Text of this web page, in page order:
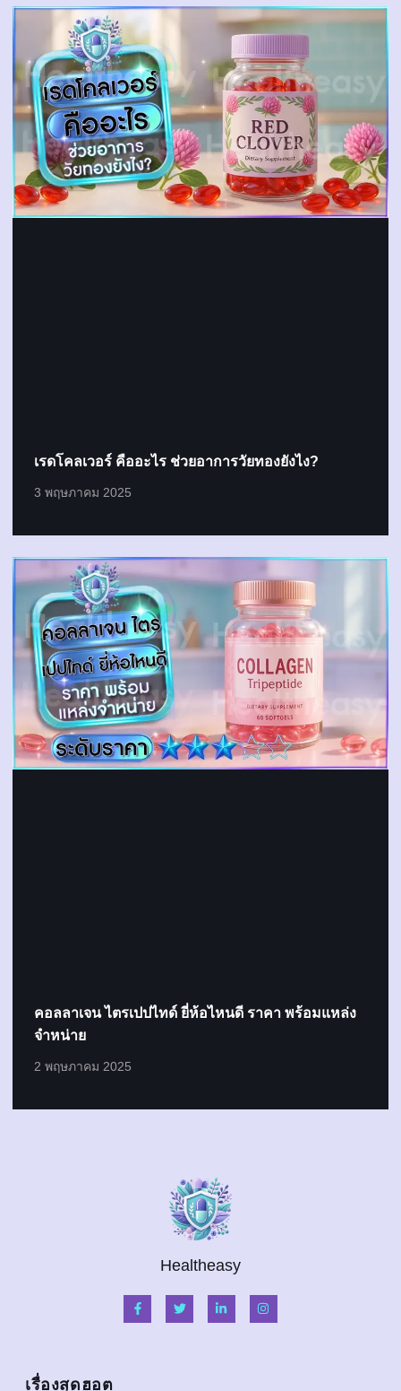
เรดโคลเวอร์ คืออะไร ช่วยอาการวัยทองยังไง?
3 พฤษภาคม 2025
คอลลาเจน ไตรเปปไทด์ ยี่ห้อไหนดี ราคา พร้อมแหล่ง
จำหน่าย
2 พฤษภาคม 2025
Healtheasy
เรื่องสุดฮอต